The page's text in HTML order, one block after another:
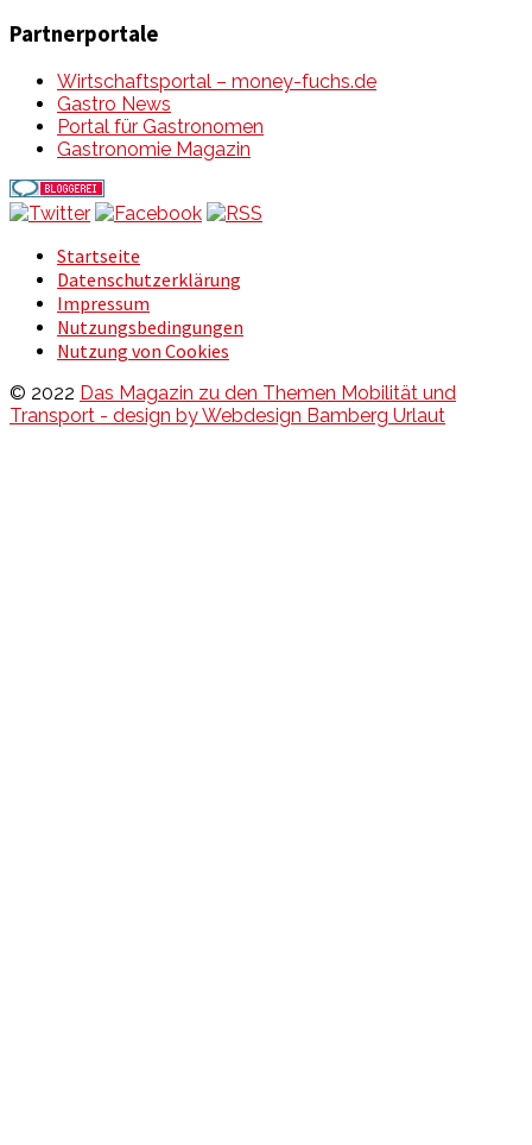
Partnerportale
Wirtschaftsportal – money-fuchs.de
Gastro News
Portal für Gastronomen
Gastronomie Magazin
Startseite
Datenschutzerklärung
Impressum
Nutzungsbedingungen
Nutzung von Cookies
© 2022 Das Magazin zu den Themen Mobilität und
Transport - design by Webdesign Bamberg Urlaut